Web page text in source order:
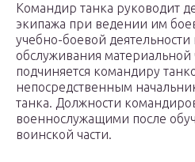
Командир танка руководит
экипажа при ведении им
учебно-боевой деятельности
обслуживания материальной
подчиняется командиру
непосредственным
танка. Должности
военнослужащими после
воинской части.